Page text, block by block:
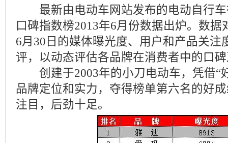
最新由电动车网站发布的电动自行车
口碑指数榜2013年6月份数据出炉。数据
6月30日的媒体曝光度、用户和产品关注
评，以动态评估各品牌在消费者中的口
创建于2003年的小刀电动车，凭借“
品牌定位和实力，夺得榜单第六名的好
注目，后劲十足。